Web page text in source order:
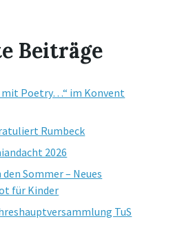
Beiträge
mit Poetry…“ im Konvent
Rumbeck
2026
Sommer – Neues
für Kinder
TuS